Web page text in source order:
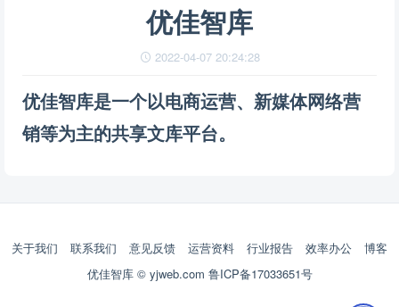
优佳智库
2022-04-07 20:24:28
优佳智库是一个以电商运营、新媒体网络营
销等为主的共享文库平台。
关于我们 联系我们 意见反馈 运营资料 行业报告 效率办公
博客
优佳智库 © yjweb.com 鲁ICP备17033651号